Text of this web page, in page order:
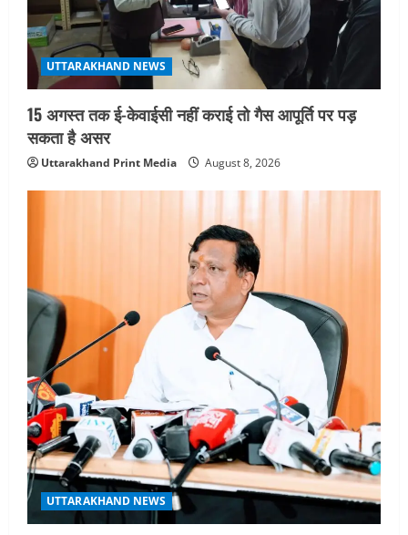
UTTARAKHAND NEWS
15 अगस्त तक ई-केवाईसी नहीं कराई तो गैस आपूर्ति पर पड़
सकता है असर
Uttarakhand Print Media August 8, 2026
UTTARAKHAND NEWS